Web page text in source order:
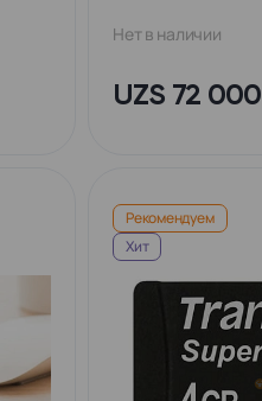
Нет в наличии
UZS 72 000
Рекомендуем
Хит